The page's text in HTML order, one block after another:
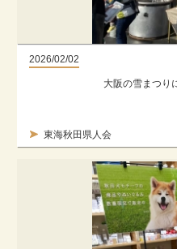
2026/02/02
東海秋田県人会
大阪の雪まつり